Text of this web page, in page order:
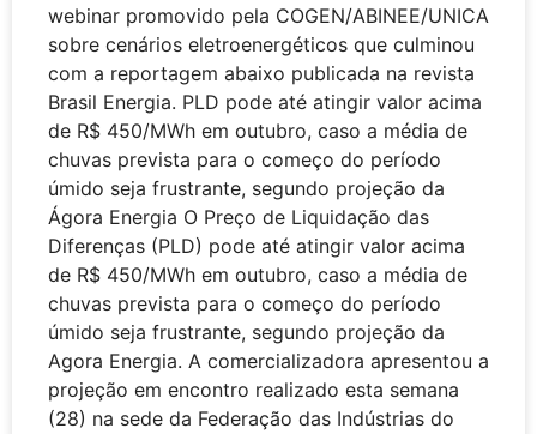
webinar promovido pela COGEN/ABINEE/UNICA
sobre cenários eletroenergéticos que culminou
com a reportagem abaixo publicada na revista
Brasil Energia. PLD pode até atingir valor acima
de R$ 450/MWh em outubro, caso a média de
chuvas prevista para o começo do período
úmido seja frustrante, segundo projeção da
Ágora Energia O Preço de Liquidação das
Diferenças (PLD) pode até atingir valor acima
de R$ 450/MWh em outubro, caso a média de
chuvas prevista para o começo do período
úmido seja frustrante, segundo projeção da
Agora Energia. A comercializadora apresentou a
projeção em encontro realizado esta semana
(28) na sede da Federação das Indústrias do